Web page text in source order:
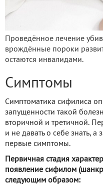
Проведённое лечение
врождённые пороки
остаются инвалидами.
Симптомы
Симптоматика сифилиса
запущенности такой
вторичной и третичной.
и не давать о себе знать, а
первые симптомы.
Первичная стадия
появление сифилом
следующим образом: